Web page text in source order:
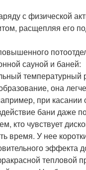
с физической
расщепляя его
сауной и баней:
температурный
она
при
бани
кто чувствует
время. У нее
эффекта
тепловой